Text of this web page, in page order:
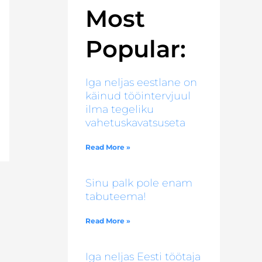
Most
Popular:
Iga neljas eestlane on
käinud tööintervjuul
ilma tegeliku
vahetuskavatsuseta
Read More »
Sinu palk pole enam
tabuteema!
Read More »
Iga neljas Eesti töötaja